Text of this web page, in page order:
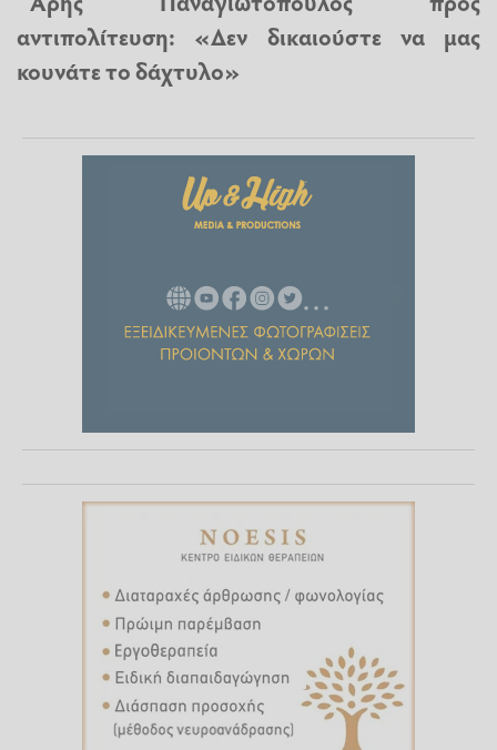
αντιπολίτευση: «Δεν δικαιούστε να μας
κουνάτε το δάχτυλο»